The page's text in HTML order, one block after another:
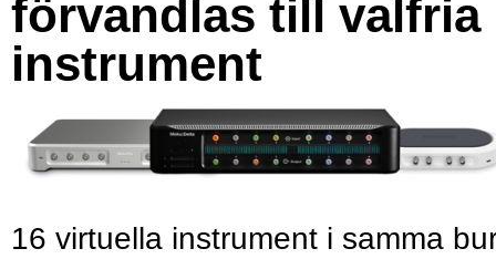
förvandlas till valfria
instrument
16 virtuella instrument i samma